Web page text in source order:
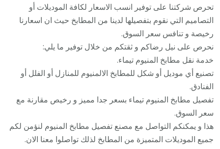
تحرص شركتنا على توفير انسب الاسعار لكافة الموديلات أو
التصاميم التي نقوم بتفصيلها لدينا من المطابخ حيث ان اسعارنا
رخيصة و تنافس سعر السوق.
نحرص على نيل رضاكم و ثقتكم من خلال توفير ما يلي:
خدمة نقل مطابخ المنيوم تيماء.
تصنيع أي موديل أو شكل للمطابخ الالمنيوم للمنازل أو الفلل أو
الفنادق.
تفصيل مطابخ المنيوم تيماء بسعر جدا مميز و رخيص مقارنة مع
سعر السوق.
هذا و يمكنكم التواصل مع مصنع تفصيل مطابخ المنيوم لنؤمن لكم
جميع الموديلات المتميزة من المطابخ لذلك تواصلوا معنا الان.